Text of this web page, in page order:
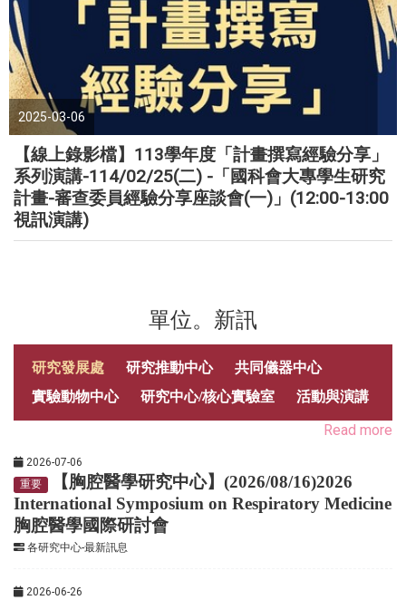
2025-03-06
【線上錄影檔】113學年度「計畫撰寫經驗分享」
系列演講-114/02/25(二) -「國科會大專學生研究
計畫-審查委員經驗分享座談會(一)」(12:00-13:00
視訊演講)
單位。新訊
研究發展處 研究推動中心
共同儀器中心
實驗動物中心
研究中心/核心實驗室 活動與演講
Read more
2026-07-06
重要
【胸腔醫學研究中心】(2026/08/16)2026
International Symposium on Respiratory Medicine
胸腔醫學國際研討會
各研究中心-最新訊息
2026-06-26